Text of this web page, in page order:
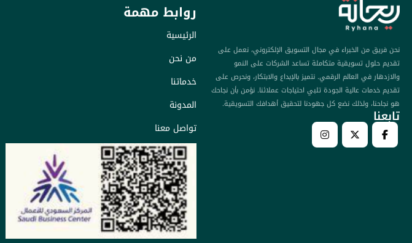
نحن فريق من الخبراء في مجال التسويق الإلكتروني، نعمل على
تقديم حلول تسويقية متكاملة تساعد الشركات على النمو
والازدهار في العالم الرقمي. نتميز بالإبداع والابتكار، ونحرص على
تقديم خدمات عالية الجودة تلبي احتياجات عملائنا. نؤمن بأن نجاحك
هو نجاحنا، ولذلك نضع كل جهودنا لتحقيق أهدافك التسويقية.
تابعنا​
روابط مهمة
الرئيسية
من نحن
خدماتنا
المدونة
تواصل معنا